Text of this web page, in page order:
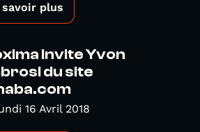
savoir plus
invite Yvon
du site
16 Avril 2018